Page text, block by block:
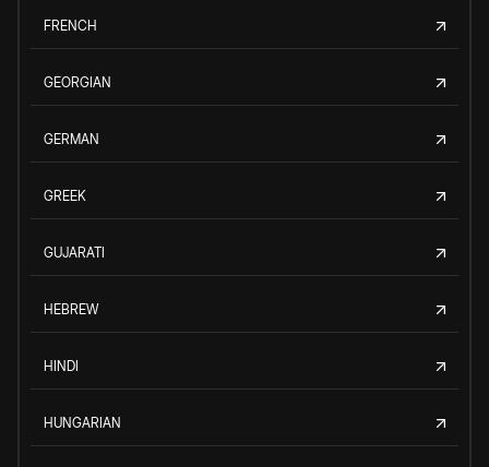
FRENCH
GEORGIAN
GERMAN
GREEK
GUJARATI
HEBREW
HINDI
HUNGARIAN